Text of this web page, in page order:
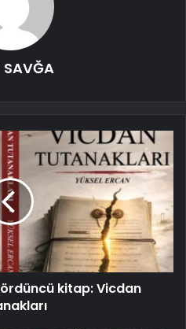
SAVĞA
kitap: Vicdan